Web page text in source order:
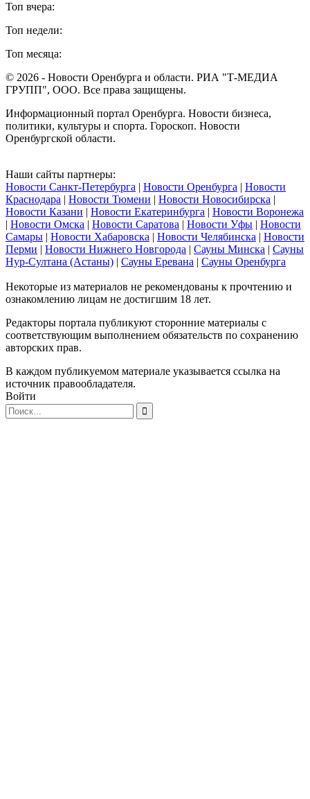
Топ вчера:
Топ недели:
Топ месяца:
© 2026 - Новости Оренбурга и области. РИА "Т-МЕДИА
ГРУПП", ООО. Все права защищены.
Информационный портал Оренбурга. Новости бизнеса,
политики, культуры и спорта. Гороскоп. Новости
Оренбургской области.
Наши сайты партнеры:
Новости Санкт-Петербурга | Новости Оренбурга | Новости
Краснодара | Новости Тюмени | Новости Новосибирска |
Новости Казани | Новости Екатеринбурга | Новости Воронежа
| Новости Омска | Новости Саратова | Новости Уфы | Новости
Самары | Новости Хабаровска | Новости Челябинска | Новости
Перми | Новости Нижнего Новгорода | Сауны Минска | Сауны
Нур-Султана (Астаны) | Сауны Еревана | Сауны Оренбурга
Некоторые из материалов не рекомендованы к прочтению и
ознакомлению лицам не достигшим 18 лет.
Редакторы портала публикуют сторонние материалы с
соответствующим выполнением обязательств по сохранению
авторских прав.
В каждом публикуемом материале указывается ссылка на
источник правообладателя.
Войти